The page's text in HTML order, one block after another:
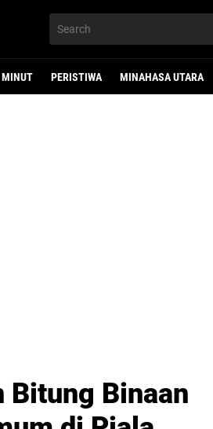
MINUT PERISTIWA MINAHASA UTARA
Bitung Binaan